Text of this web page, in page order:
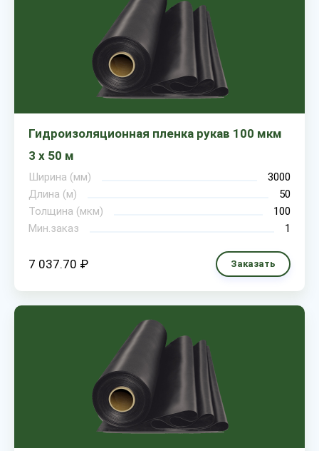
Гидроизоляционная пленка рукав 100 мкм
3 х 50 м
Ширина (мм)
3000
Длина (м)
50
Толщина (мкм)
100
Мин.заказ
1
7 037.70 ₽ Заказать